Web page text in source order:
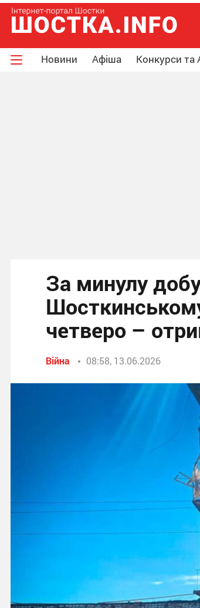
Новини Афіша Конкурси та
За минулу
четверо –
Війна 08:58, 13.06.2026